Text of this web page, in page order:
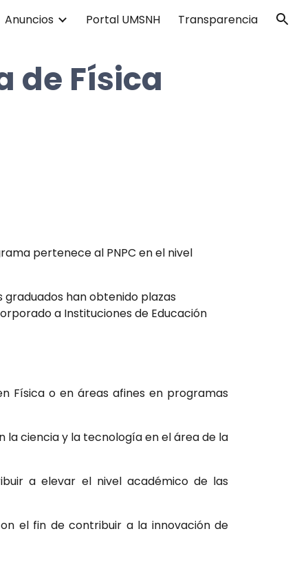
Anuncios Portal UMSNH Transparencia
de Física
pertenece al PNPC en el nivel
graduados han obtenido plazas
a Instituciones de Educación
Física o en áreas afines en programas
ciencia y la tecnología en el área de la
a elevar el nivel académico de las
el fin de contribuir a la innovación de